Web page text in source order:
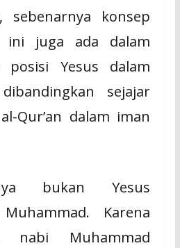
sebenarnya konsep
ini juga ada dalam
posisi Yesus dalam
sejajar
Qur’an dalam iman
bukan Yesus
Karena
nabi Muhammad